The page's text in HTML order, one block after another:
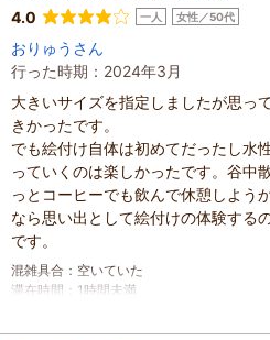
4.0
一人 女性／50代
おりゅうさん
行った時期：2024年3月
大きいサイズを指定しましたが思っ
きかったです。
でも絵付け自体は初めてだったし水
っていくのは楽しかったです。谷中
っとコーヒーでも飲んで休憩しよう
なら思い出として絵付けの体験する
です。
混雑具合 ： 空いていた
滞在時間 ： 1時間未満
投稿日：2024年3月10日